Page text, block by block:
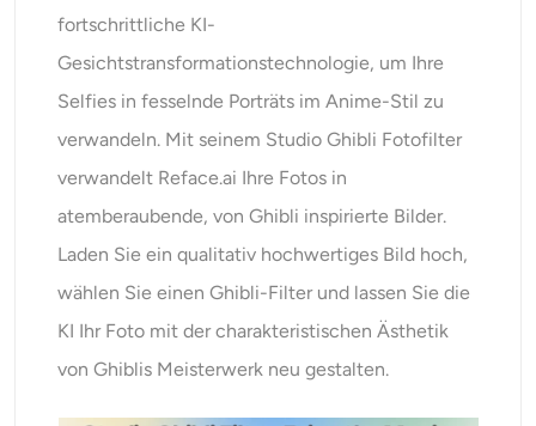
fortschrittliche KI-
Gesichtstransformationstechnologie, um Ihre
Selfies in fesselnde Porträts im Anime-Stil zu
verwandeln. Mit seinem Studio Ghibli Fotofilter
verwandelt Reface.ai Ihre Fotos in
atemberaubende, von Ghibli inspirierte Bilder.
Laden Sie ein qualitativ hochwertiges Bild hoch,
wählen Sie einen Ghibli-Filter und lassen Sie die
KI Ihr Foto mit der charakteristischen Ästhetik
von Ghiblis Meisterwerk neu gestalten.